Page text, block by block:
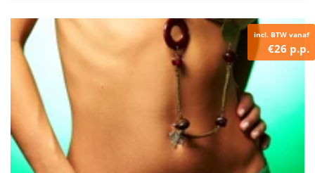
incl. BTW vanaf
€26 p.p.